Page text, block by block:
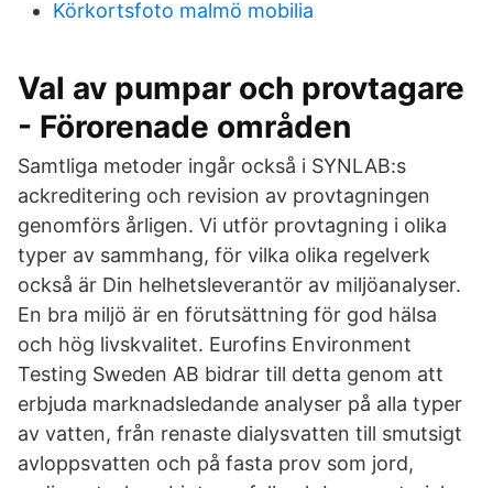
Körkortsfoto malmö mobilia
Val av pumpar och provtagare
- Förorenade områden
Samtliga metoder ingår också i SYNLAB:s
ackreditering och revision av provtagningen
genomförs årligen. Vi utför provtagning i olika
typer av sammhang, för vilka olika regelverk
också är Din helhetsleverantör av miljöanalyser.
En bra miljö är en förutsättning för god hälsa
och hög livskvalitet. Eurofins Environment
Testing Sweden AB bidrar till detta genom att
erbjuda marknadsledande analyser på alla typer
av vatten, från renaste dialysvatten till smutsigt
avloppsvatten och på fasta prov som jord,